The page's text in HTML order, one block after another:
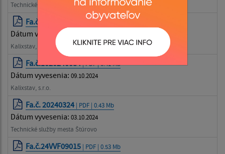
Technické služby mesta Štúrovo
Fa.č.1020240085 | PDF | 0.41 Mb
Dátum vyvesenia:
Kalixstav, s.r.o.
Fa.č.1020240084| PDF | 0.41 Mb
Dátum vyvesenia: 09.10.2024
Kalixstav, s.r.o.
Fa.č. 20240324 | PDF | 0.43 Mb
Dátum vyvesenia: 03.10.2024
Technické služby mesta Štúrovo
Fa.č.24VVF09015 | PDF | 0.53 Mb